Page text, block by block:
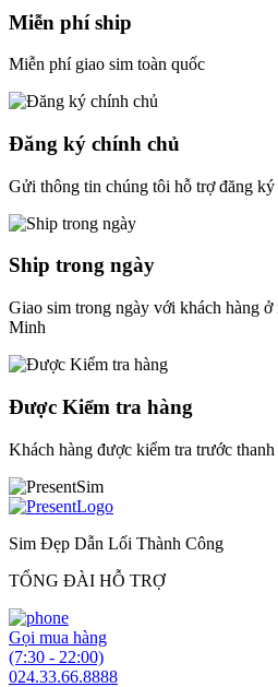
Miễn phí ship
Miễn phí giao sim toàn quốc
Đăng ký chính chủ
Gửi thông tin chúng tôi hỗ trợ đăng ký
Ship trong ngày
Giao sim trong ngày với khách hàng
Minh
Được Kiểm tra hàng
Khách hàng được kiểm tra trước thanh
Sim Đẹp Dẫn Lối Thành Công
TỔNG ĐÀI HỖ TRỢ
Gọi mua hàng
(7:30 - 22:00)
024.33.66.8888